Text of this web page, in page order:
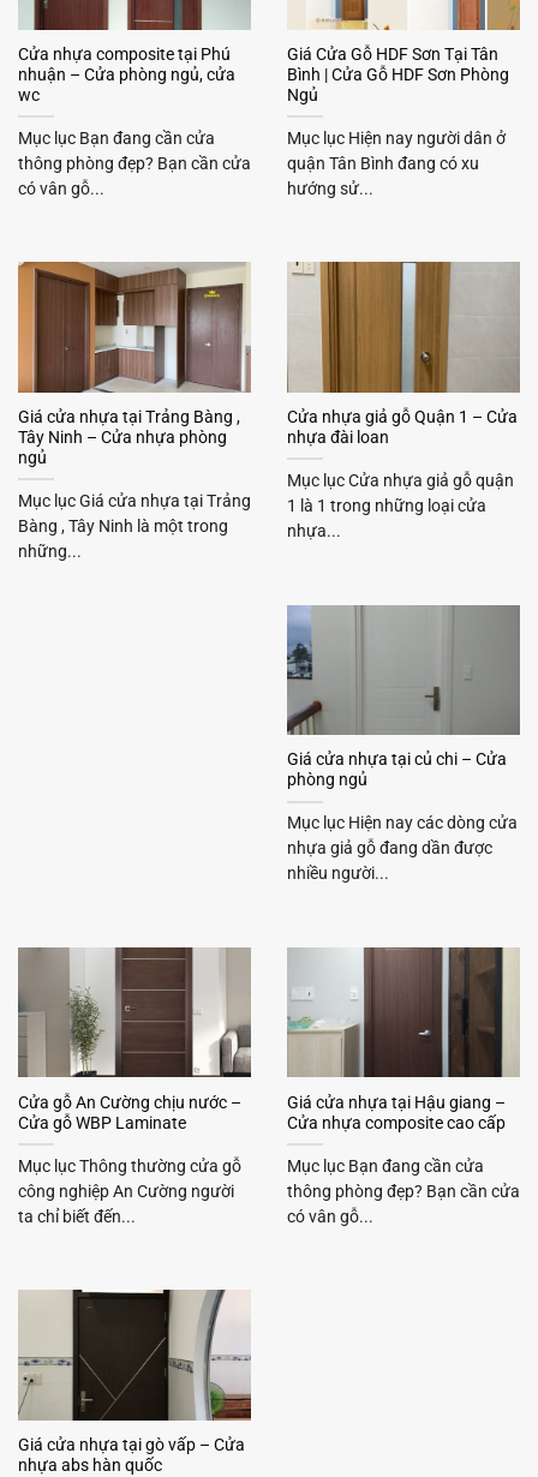
Cửa nhựa composite tại Phú
nhuận – Cửa phòng ngủ, cửa
wc
Mục lục Bạn đang cần cửa
thông phòng đẹp? Bạn cần cửa
có vân gỗ...
Giá Cửa Gỗ HDF Sơn Tại Tân
Bình | Cửa Gỗ HDF Sơn Phòng
Ngủ
Mục lục Hiện nay người dân ở
quận Tân Bình đang có xu
hướng sử...
Giá cửa nhựa tại Trảng Bàng ,
Tây Ninh – Cửa nhựa phòng
ngủ
Mục lục Giá cửa nhựa tại Trảng
Bàng , Tây Ninh là một trong
những...
Cửa nhựa giả gỗ Quận 1 – Cửa
nhựa đài loan
Mục lục Cửa nhựa giả gỗ quận
1 là 1 trong những loại cửa
nhựa...
Giá cửa nhựa tại củ chi – Cửa
phòng ngủ
Mục lục Hiện nay các dòng cửa
nhựa giả gỗ đang dần được
nhiều người...
Cửa gỗ An Cường chịu nước –
Cửa gỗ WBP Laminate
Mục lục Thông thường cửa gỗ
công nghiệp An Cường người
ta chỉ biết đến...
Giá cửa nhựa tại Hậu giang –
Cửa nhựa composite cao cấp
Mục lục Bạn đang cần cửa
thông phòng đẹp? Bạn cần cửa
có vân gỗ...
Giá cửa nhựa tại gò vấp – Cửa
nhựa abs hàn quốc